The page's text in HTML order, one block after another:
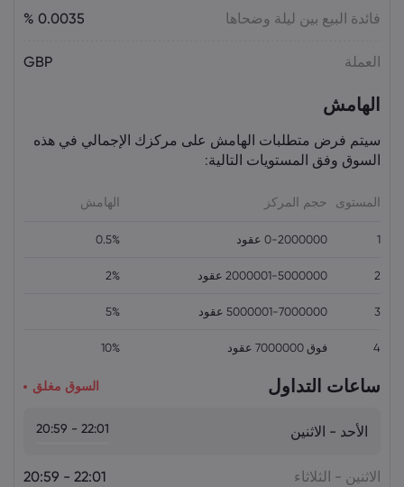
Salma
2026 Aug 05, 16:02
فائدة البيع بين ليلة وضحاها 0.0035 %
العملة GBP
الهامش
سيتم فرض متطلبات الهامش على مركزك الإجمالي في هذه
السوق وفق المستويات التالية:
المستوى حجم المركز الهامش
1 0-2000000 عقود 0.5%
2 2000001-5000000 عقود 2%
3 5000001-7000000 عقود 5%
4 فوق 7000000 عقود 10%
ساعات التداول السوق مغلق
الأحد - الاثنين 22:01 - 20:59
الاثنين - الثلاثاء 22:01 - 20:59